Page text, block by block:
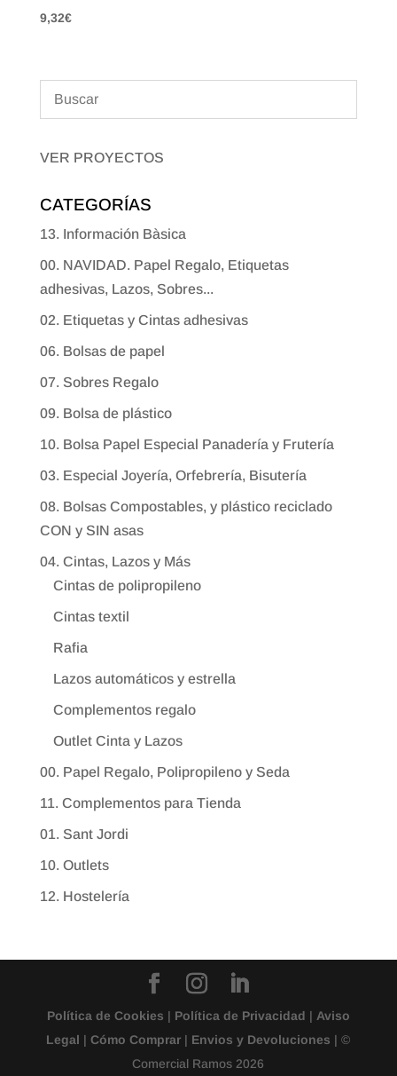
9,32€
VER PROYECTOS
CATEGORÍAS
13. Información Bàsica
00. NAVIDAD. Papel Regalo, Etiquetas
adhesivas, Lazos, Sobres...
02. Etiquetas y Cintas adhesivas
06. Bolsas de papel
07. Sobres Regalo
09. Bolsa de plástico
10. Bolsa Papel Especial Panadería y Frutería
03. Especial Joyería, Orfebrería, Bisutería
08. Bolsas Compostables, y plástico reciclado
CON y SIN asas
04. Cintas, Lazos y Más
Cintas de polipropileno
Cintas textil
Rafia
Lazos automáticos y estrella
Complementos regalo
Outlet Cinta y Lazos
00. Papel Regalo, Polipropileno y Seda
11. Complementos para Tienda
01. Sant Jordi
10. Outlets
12. Hostelería
Política de Cookies | Política de Privacidad | Aviso
Legal |Cómo Comprar | Envios y Devoluciones | ©
Comercial Ramos 2026